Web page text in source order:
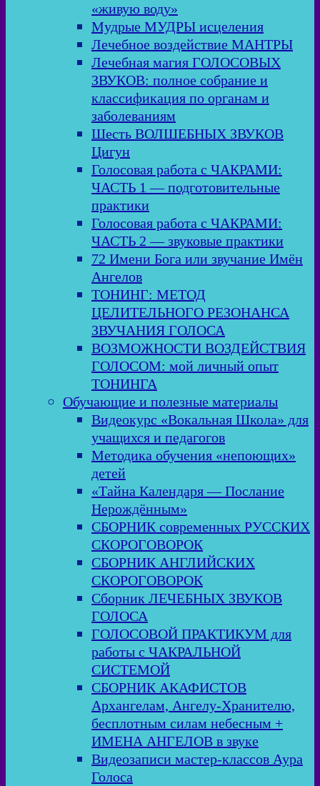
«живую воду»
Мудрые МУДРЫ исцеления
Лечебное воздействие МАНТРЫ
Лечебная магия ГОЛОСОВЫХ
ЗВУКОВ: полное собрание и
классификация по органам и
заболеваниям
Шесть ВОЛШЕБНЫХ ЗВУКОВ
Цигун
Голосовая работа с ЧАКРАМИ:
ЧАСТЬ 1 — подготовительные
практики
Голосовая работа с ЧАКРАМИ:
ЧАСТЬ 2 — звуковые практики
72 Имени Бога или звучание Имён
Ангелов
ТОНИНГ: МЕТОД
ЦЕЛИТЕЛЬНОГО РЕЗОНАНСА
ЗВУЧАНИЯ ГОЛОСА
ВОЗМОЖНОСТИ ВОЗДЕЙСТВИЯ
ГОЛОСОМ: мой личный опыт
ТОНИНГА
Обучающие и полезные материалы
Видеокурс «Вокальная Школа» для
учащихся и педагогов
Методика обучения «непоющих»
детей
«Тайна Календаря — Послание
Нерождённым»
СБОРНИК современных РУССКИХ
СКОРОГОВОРОК
СБОРНИК АНГЛИЙСКИХ
СКОРОГОВОРОК
Сборник ЛЕЧЕБНЫХ ЗВУКОВ
ГОЛОСА
ГОЛОСОВОЙ ПРАКТИКУМ для
работы с ЧАКРАЛЬНОЙ
СИСТЕМОЙ
СБОРНИК АКАФИСТОВ
Архангелам, Ангелу-Хранителю,
бесплотным силам небесным +
ИМЕНА АНГЕЛОВ в звуке
Видеозаписи мастер-классов Аура
Голоса